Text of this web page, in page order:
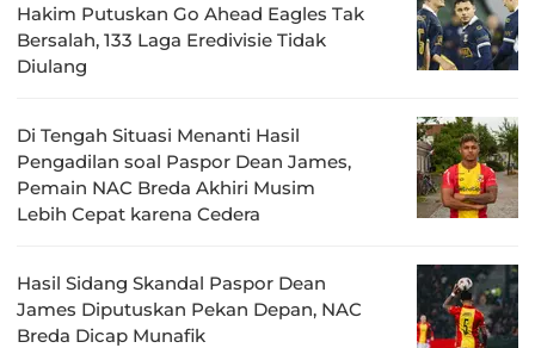
Hakim Putuskan Go Ahead Eagles Tak
Bersalah, 133 Laga Eredivisie Tidak
Diulang
Di Tengah Situasi Menanti Hasil
Pengadilan soal Paspor Dean James,
Pemain NAC Breda Akhiri Musim
Lebih Cepat karena Cedera
Hasil Sidang Skandal Paspor Dean
James Diputuskan Pekan Depan, NAC
Breda Dicap Munafik